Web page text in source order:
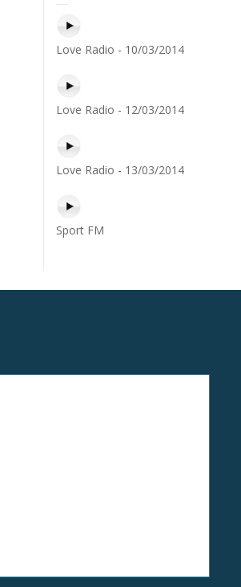
Love Radio - 10/03/2014
Love Radio - 12/03/2014
Love Radio - 13/03/2014
Sport FM